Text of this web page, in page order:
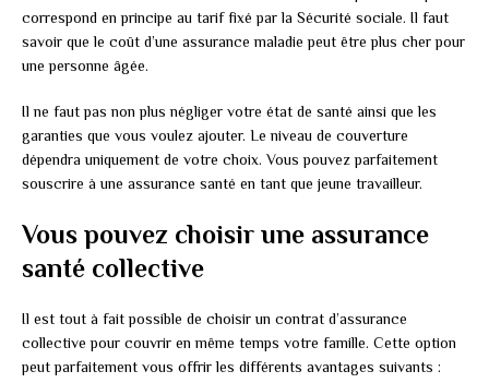
correspond en principe au tarif fixé par la Sécurité sociale. Il faut
savoir que le coût d’une assurance maladie peut être plus cher pour
une personne âgée.
Il ne faut pas non plus négliger votre état de santé ainsi que les
garanties que vous voulez ajouter. Le niveau de couverture
dépendra uniquement de votre choix. Vous pouvez parfaitement
souscrire à une assurance santé en tant que jeune travailleur.
Vous pouvez choisir une assurance
santé collective
Il est tout à fait possible de choisir un contrat d’assurance
collective pour couvrir en même temps votre famille. Cette option
peut parfaitement vous offrir les différents avantages suivants :